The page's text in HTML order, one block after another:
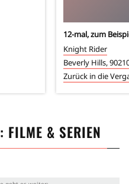
12-mal, zum
Knight Rider
Beverly Hills,
Zurück in die
: FILME & SERIEN